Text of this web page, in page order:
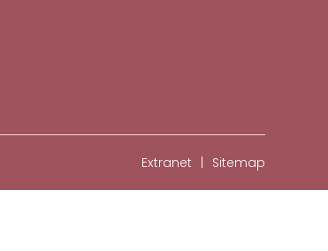
Extranet Sitemap